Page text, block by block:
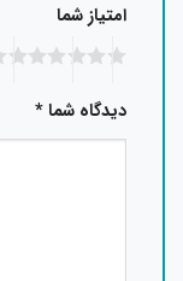
امتیاز شما
دیدگاه شما*